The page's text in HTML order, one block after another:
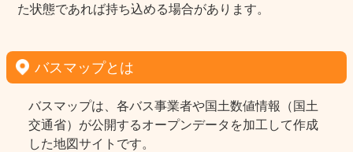
た状態であれば持ち込める場合があります。
バスマップとは
バスマップは、各バス事業者や国土数値情報（国土
交通省）が公開するオープンデータを加工して作成
した地図サイトです。